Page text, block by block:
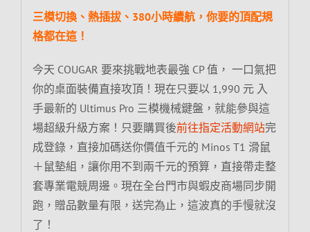
三模切換、熱插拔、380小時續航，你要的頂配規
格都在這！
今天 COUGAR 要來挑戰地表最強 CP 值， 一口氣把
你的桌面裝備直接攻頂！現在只要以 1,990 元 入
手最新的 Ultimus Pro 三模機械鍵盤，就能參與這
場超級升級方案！只要購買後前往指定活動網站完
成登錄，直接加碼送你價值千元的 Minos T1 滑鼠
＋鼠墊組，讓你用不到兩千元的預算，直接帶走整
套專業電競周邊。現在全台門市與蝦皮商場同步開
跑，贈品數量有限，送完為止，這波真的手慢就沒
了！